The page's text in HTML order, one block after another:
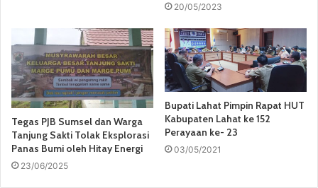
20/05/2023
Tegas PJB Sumsel dan Warga
Tanjung Sakti Tolak Eksplorasi
Panas Bumi oleh Hitay Energi
23/06/2025
Bupati Lahat Pimpin Rapat HUT
Kabupaten Lahat ke 152
Perayaan ke- 23
03/05/2021